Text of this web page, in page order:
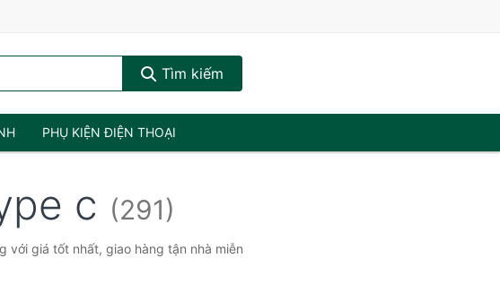
Tìm kiếm
PHỤ KIỆN ĐIỆN THOẠI
c (291)
với giá tốt nhất, giao hàng tận nhà miễn